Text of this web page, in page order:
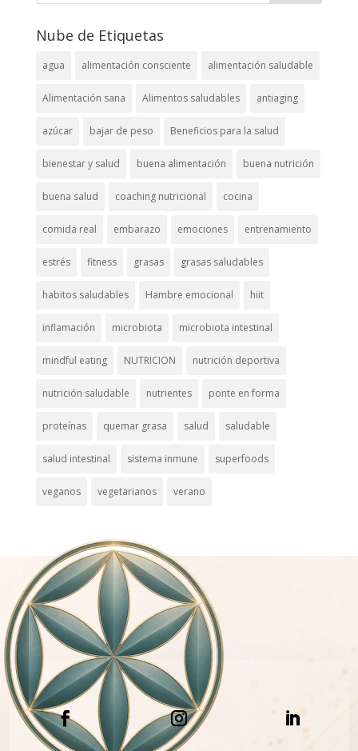
Nube de Etiquetas
agua alimentación consciente alimentación saludable
Alimentación sana Alimentos saludables antiaging
azúcar bajar de peso Beneficios para la salud
bienestar y salud buena alimentación buena nutrición
buena salud coaching nutricional cocina
comida real embarazo emociones entrenamiento
estrés fitness grasas grasas saludables
habitos saludables Hambre emocional hiit
inflamación microbiota microbiota intestinal
mindful eating NUTRICION nutrición deportiva
nutrición saludable nutrientes ponte en forma
proteínas quemar grasa salud saludable
salud intestinal sistema inmune superfoods
veganos vegetarianos verano